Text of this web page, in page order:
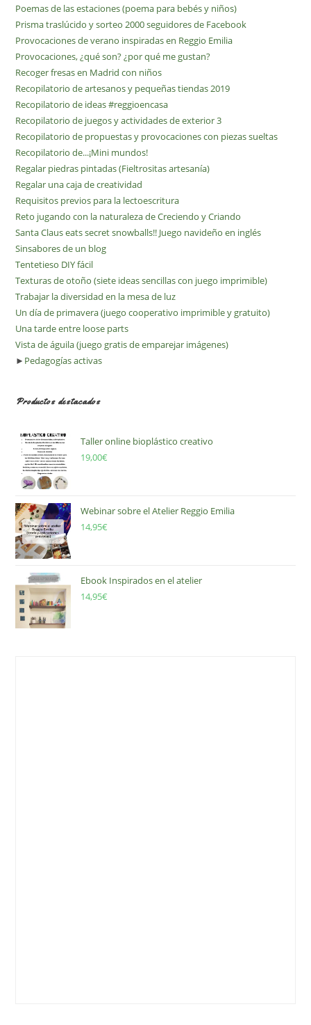
Poemas de las estaciones (poema para bebés y niños)
Prisma traslúcido y sorteo 2000 seguidores de Facebook
Provocaciones de verano inspiradas en Reggio Emilia
Provocaciones, ¿qué son? ¿por qué me gustan?
Recoger fresas en Madrid con niños
Recopilatorio de artesanos y pequeñas tiendas 2019
Recopilatorio de ideas #reggioencasa
Recopilatorio de juegos y actividades de exterior 3
Recopilatorio de propuestas y provocaciones con piezas sueltas
Recopilatorio de...¡Mini mundos!
Regalar piedras pintadas (Fieltrositas artesanía)
Regalar una caja de creatividad
Requisitos previos para la lectoescritura
Reto jugando con la naturaleza de Creciendo y Criando
Santa Claus eats secret snowballs!! Juego navideño en inglés
Sinsabores de un blog
Tentetieso DIY fácil
Texturas de otoño (siete ideas sencillas con juego imprimible)
Trabajar la diversidad en la mesa de luz
Un día de primavera (juego cooperativo imprimible y gratuito)
Una tarde entre loose parts
Vista de águila (juego gratis de emparejar imágenes)
► Pedagogías activas
Productos destacados
Taller online bioplástico creativo
19,00€
Webinar sobre el Atelier Reggio Emilia
14,95€
Ebook Inspirados en el atelier
14,95€